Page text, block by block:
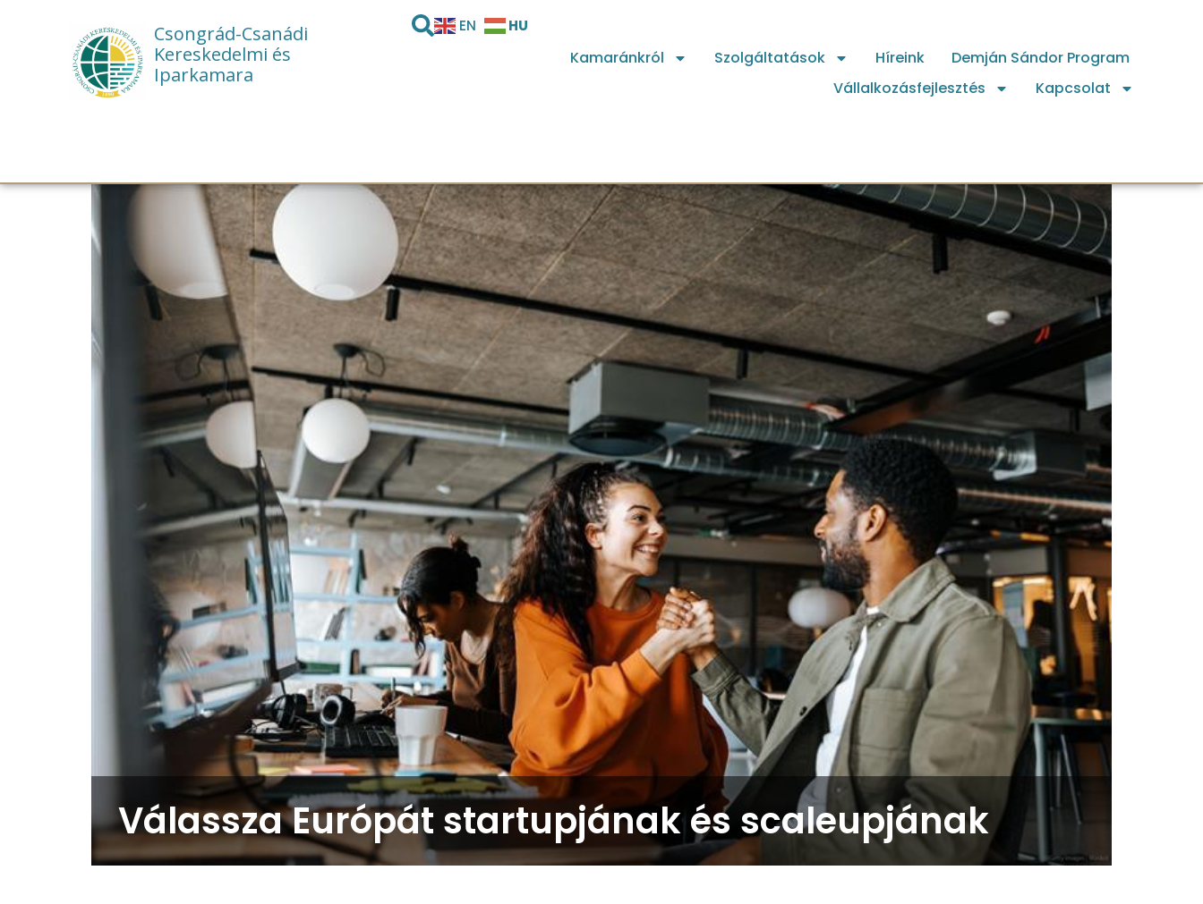
Csongrád-Csanádi
Kereskedelmi és
Iparkamara
EN HU
Kamaránkról Szolgáltatások Híreink
Demján Sándor Program
Vállalkozásfejlesztés
Kapcsolat
Válassza Európát startupjának és scaleupjának